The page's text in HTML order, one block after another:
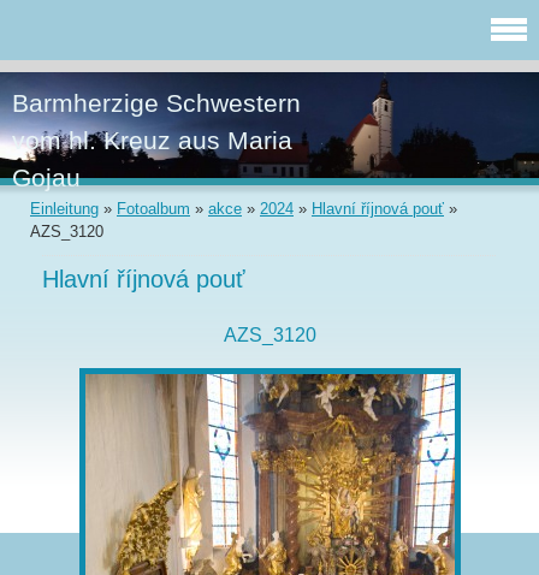
Barmherzige Schwestern
vom hl. Kreuz aus Maria
Gojau
Einleitung » Fotoalbum » akce » 2024 » Hlavní říjnová pouť »
AZS_3120
Hlavní říjnová pouť
AZS_3120